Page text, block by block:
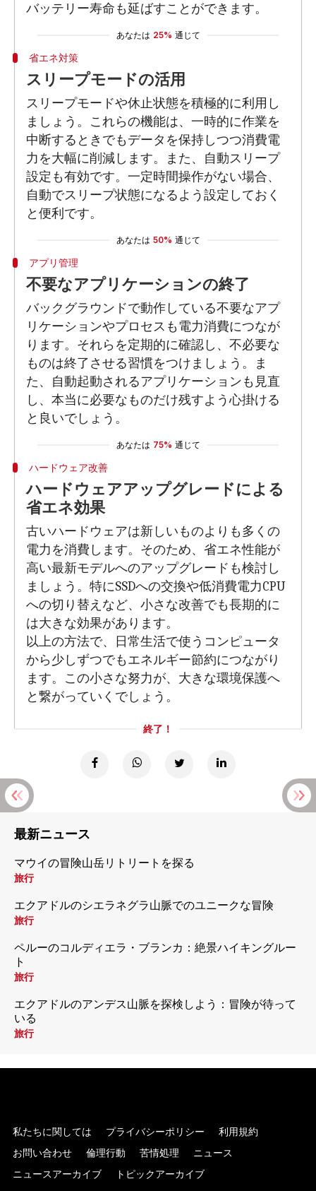
バッテリー寿命も延ばすことができます。
あなたは 25% 通じて
省エネ対策
スリープモードの活用
スリープモードや休止状態を積極的に利用し
ましょう。これらの機能は、一時的に作業を
中断するときでもデータを保持しつつ消費電
力を大幅に削減します。また、自動スリープ
設定も有効です。一定時間操作がない場合、
自動でスリープ状態になるよう設定しておく
と便利です。
あなたは 50% 通じて
アプリ管理
不要なアプリケーションの終了
バックグラウンドで動作している不要なアプ
リケーションやプロセスも電力消費につなが
ります。それらを定期的に確認し、不必要な
ものは終了させる習慣をつけましょう。ま
た、自動起動されるアプリケーションも見直
し、本当に必要なものだけ残すよう心掛ける
と良いでしょう。
あなたは 75% 通じて
ハードウェア改善
ハードウェアアップグレードによる
省エネ効果
古いハードウェアは新しいものよりも多くの
電力を消費します。そのため、省エネ性能が
高い最新モデルへのアップグレードも検討し
ましょう。特にSSDへの交換や低消費電力CPU
への切り替えなど、小さな改善でも長期的に
は大きな効果があります。
以上の方法で、日常生活で使うコンピュータ
から少しずつでもエネルギー節約につながり
ます。この小さな努力が、大きな環境保護へ
と繋がっていくでしょう。
終了！
最新ニュース
マウイの冒険山岳リトリートを探る
旅行
エクアドルのシエラネグラ山脈でのユニークな冒険
旅行
ペルーのコルディエラ・ブランカ：絶景ハイキングルー
ト
旅行
エクアドルのアンデス山脈を探検しよう：冒険が待って
いる
旅行
私たちに関しては プライバシーポリシー
利用規約
お問い合わせ
倫理行動 苦情処理
ニュース
ニュースアーカイブ
トピックアーカイブ